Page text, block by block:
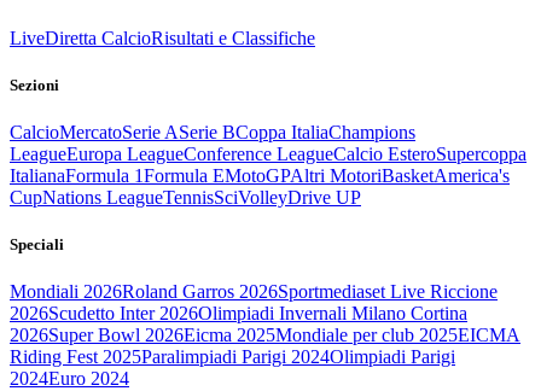
LiveDiretta CalcioRisultati e Classifiche
Sezioni
CalcioMercatoSerie ASerie BCoppa ItaliaChampions
LeagueEuropa LeagueConference LeagueCalcio EsteroSupercoppa
ItalianaFormula 1Formula EMotoGPAltri MotoriBasketAmerica's
CupNations LeagueTennisSciVolleyDrive UP
Speciali
Mondiali 2026Roland Garros 2026Sportmediaset Live Riccione
2026Scudetto Inter 2026Olimpiadi Invernali Milano Cortina
2026Super Bowl 2026Eicma 2025Mondiale per club 2025EICMA
Riding Fest 2025Paralimpiadi Parigi 2024Olimpiadi Parigi
2024Euro 2024